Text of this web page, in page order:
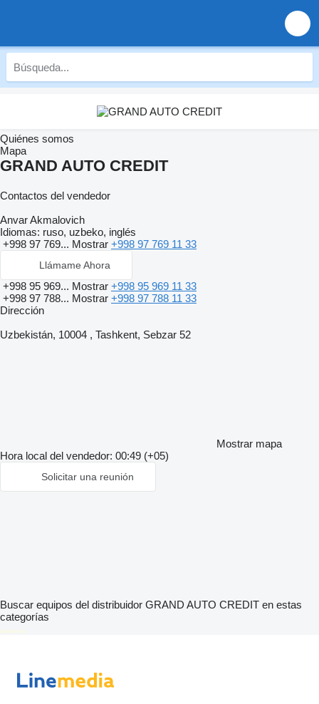
Quiénes somos
Mapa
GRAND AUTO CREDIT
Contactos del vendedor
Anvar Akmalovich
Idiomas: ruso, uzbeko, inglés
+998 97 769... Mostrar +998 97 769 11 33
Llámame Ahora
+998 95 969... Mostrar +998 95 969 11 33
+998 97 788... Mostrar +998 97 788 11 33
Dirección
Uzbekistán, 10004 , Tashkent, Sebzar 52
Mostrar mapa
Hora local del vendedor: 00:49 (+05)
Solicitar una reunión
Buscar equipos del distribuidor GRAND AUTO CREDIT en estas
categorías
disallow-in-dsa